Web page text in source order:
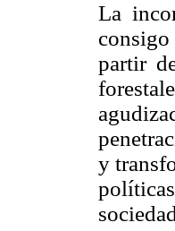
La
partir
y